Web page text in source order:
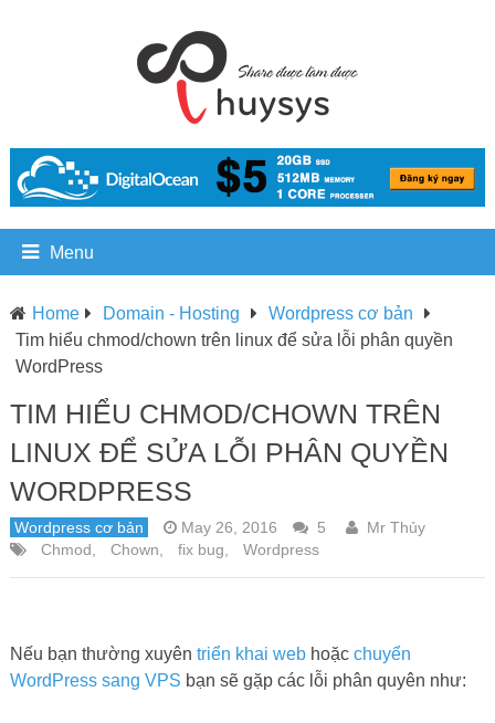
Menu
Home Domain - Hosting
Wordpress cơ bản
Tim hiểu chmod/chown trên linux để sửa lỗi phân quyền
WordPress
TIM HIỂU CHMOD/CHOWN TRÊN
LINUX ĐỂ SỬA LỖI PHÂN QUYỀN
WORDPRESS
Wordpress cơ bản May 26, 2016 5
Mr Thủy
Chmod
Chown fix bug Wordpress
Nếu bạn thường xuyên triển khai webhoặc chuyển
WordPress sang VPS bạn sẽ gặp các lỗi phân quyên như: